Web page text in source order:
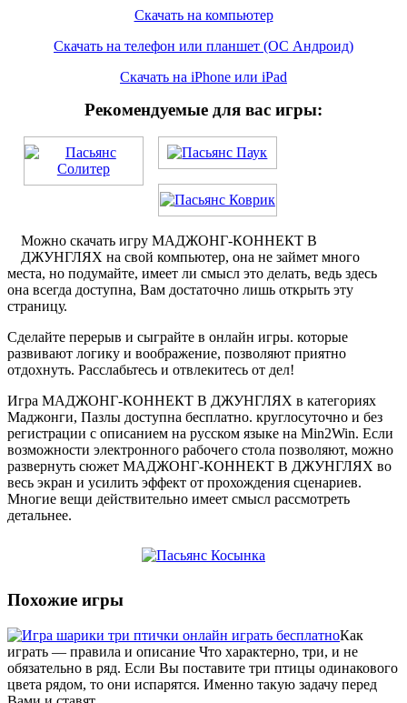
Скачать на компьютер
Скачать на телефон или планшет (ОС Андроид)
Скачать на iPhone или iPad
Рекомендуемые для вас игры:
Можно скачать игру МАДЖОНГ-КОННЕКТ В
ДЖУНГЛЯХ на свой компьютер, она не займет много
места, но подумайте, имеет ли смысл это делать, ведь здесь
она всегда доступна, Вам достаточно лишь открыть эту
страницу.
Сделайте перерыв и сыграйте в онлайн игры. которые
развивают логику и воображение, позволяют приятно
отдохнуть. Расслабьтесь и отвлекитесь от дел!
Игра МАДЖОНГ-КОННЕКТ В ДЖУНГЛЯХ в категориях
Маджонги, Пазлы доступна бесплатно. круглосуточно и без
регистрации с описанием на русском языке на Min2Win. Если
возможности электронного рабочего стола позволяют, можно
развернуть сюжет МАДЖОНГ-КОННЕКТ В ДЖУНГЛЯХ во
весь экран и усилить эффект от прохождения сценариев.
Многие вещи действительно имеет смысл рассмотреть
детальнее.
Похожие игры
Как
играть — правила и описание Что характерно, три, и не
обязательно в ряд. Если Вы поставите три птицы одинакового
цвета рядом, то они испарятся. Именно такую задачу перед